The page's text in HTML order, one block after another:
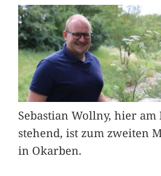
Sebastian Wollny, hier
stehend, ist zum zweiten
in Okarben.